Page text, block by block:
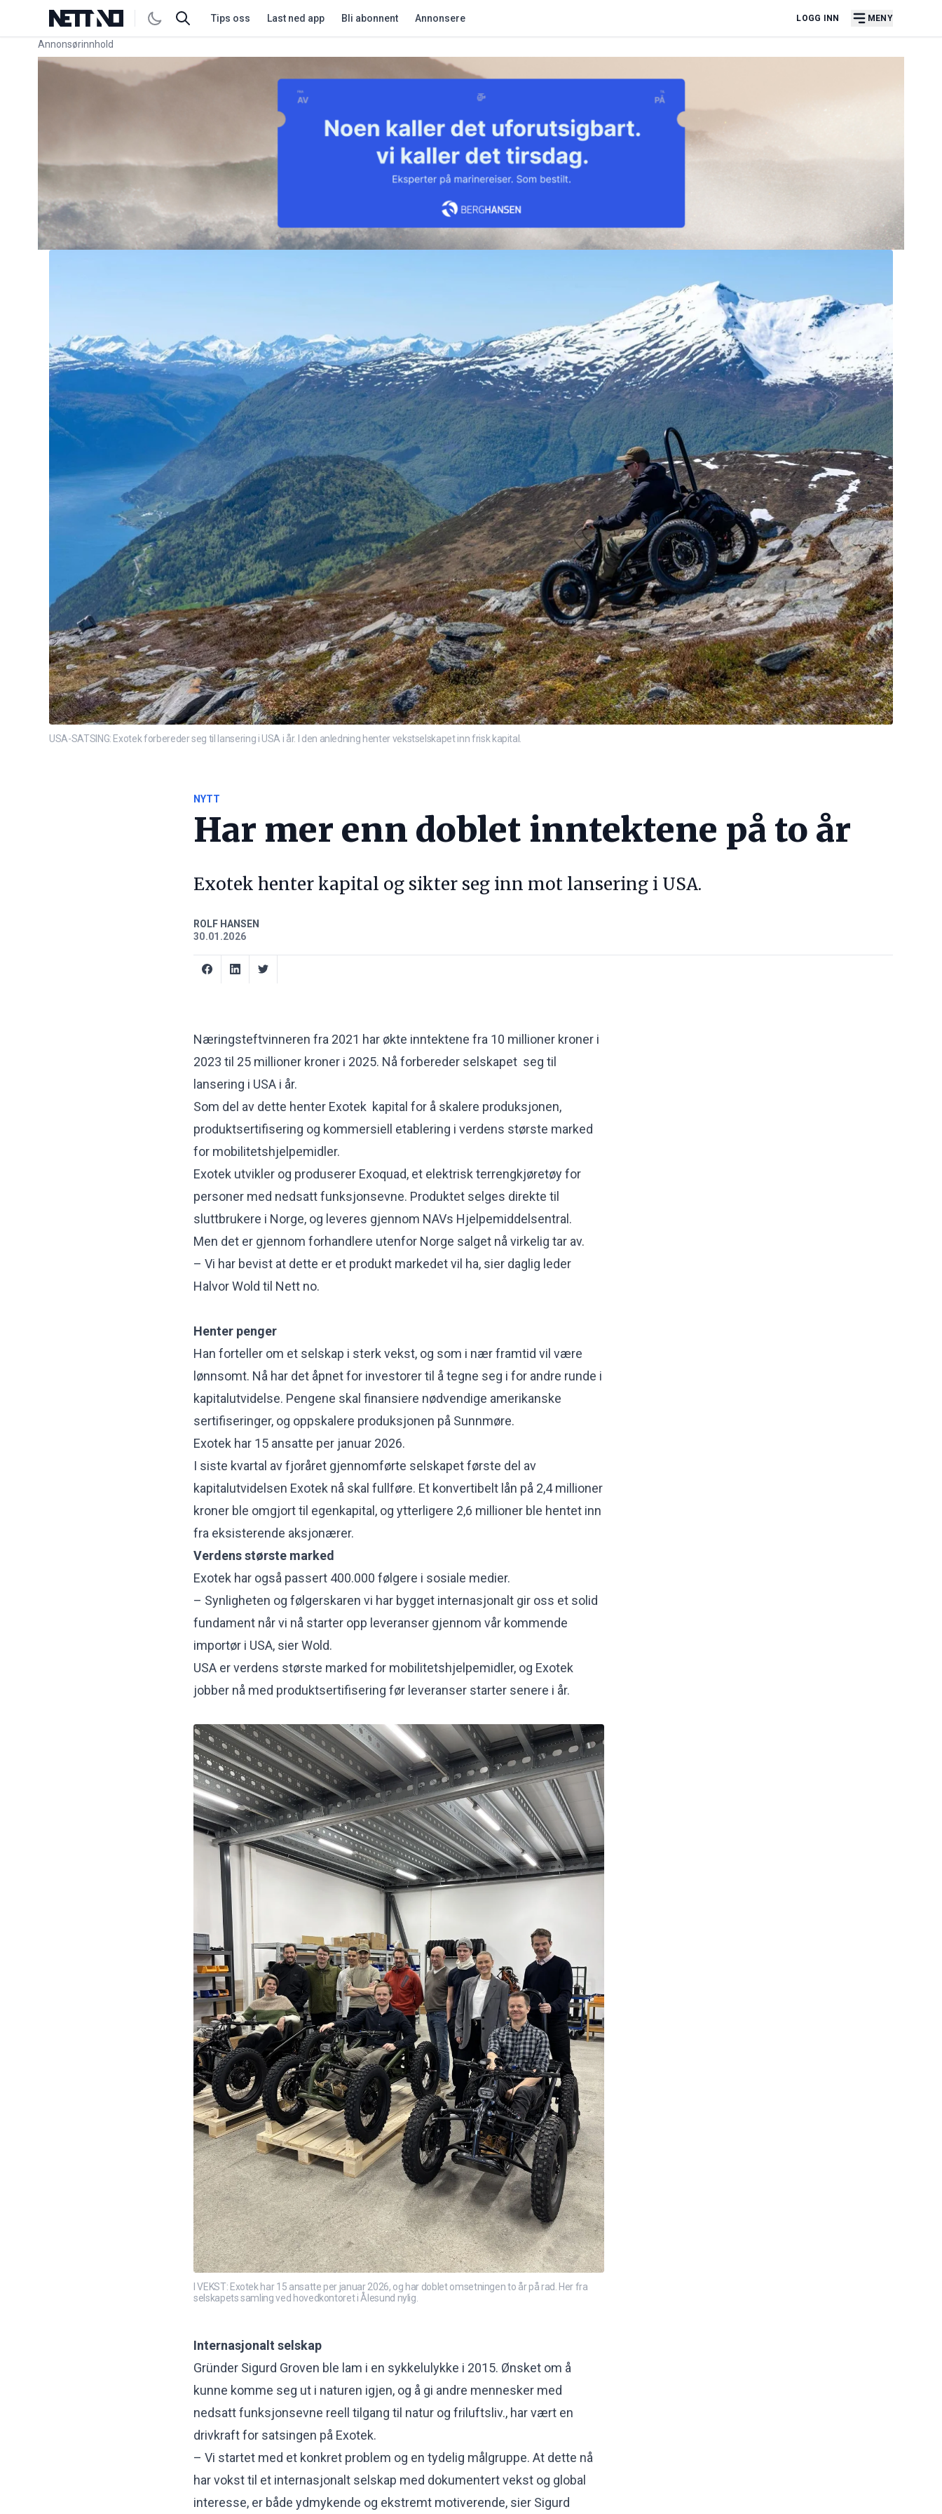
Tips oss Last ned app Bli abonnent Annonsere LOGG INN MENY
Annonsørinnhold
Link for annonse
USA-SATSING: Exotek forbereder seg til lansering i USA i år. I den anledning henter vekstselskapet inn frisk kapital.
NYTT
Har mer enn doblet inntektene på to år
Exotek henter kapital og sikter seg inn mot lansering i USA.
ROLF HANSEN
30.01.2026
Næringsteftvinneren fra 2021 har økte inntektene fra 10 millioner kroner i
2023 til 25 millioner kroner i 2025. Nå forbereder selskapet seg til
lansering i USA i år.
Som del av dette henter Exotek kapital for å skalere produksjonen,
produktsertifisering og kommersiell etablering i verdens største marked
for mobilitetshjelpemidler.
Exotek utvikler og produserer Exoquad, et elektrisk terrengkjøretøy for
personer med nedsatt funksjonsevne. Produktet selges direkte til
sluttbrukere i Norge, og leveres gjennom NAVs Hjelpemiddelsentral.
Men det er gjennom forhandlere utenfor Norge salget nå virkelig tar av.
– Vi har bevist at dette er et produkt markedet vil ha, sier daglig leder
Halvor Wold til Nett no.
Henter penger
Han forteller om et selskap i sterk vekst, og som i nær framtid vil være
lønnsomt. Nå har det åpnet for investorer til å tegne seg i for andre runde i
kapitalutvidelse. Pengene skal finansiere nødvendige amerikanske
sertifiseringer, og oppskalere produksjonen på Sunnmøre.
Exotek har 15 ansatte per januar 2026.
I siste kvartal av fjoråret gjennomførte selskapet første del av
kapitalutvidelsen Exotek nå skal fullføre. Et konvertibelt lån på 2,4 millioner
kroner ble omgjort til egenkapital, og ytterligere 2,6 millioner ble hentet inn
fra eksisterende aksjonærer.
Verdens største marked
Exotek har også passert 400.000 følgere i sosiale medier.
– Synligheten og følgerskaren vi har bygget internasjonalt gir oss et solid
fundament når vi nå starter opp leveranser gjennom vår kommende
importør i USA, sier Wold.
USA er verdens største marked for mobilitetshjelpemidler, og Exotek
jobber nå med produktsertifisering før leveranser starter senere i år.
I VEKST: Exotek har 15 ansatte per januar 2026, og har doblet omsetningen to år på rad. Her fra
selskapets samling ved hovedkontoret i Ålesund nylig.
Internasjonalt selskap
Gründer Sigurd Groven ble lam i en sykkelulykke i 2015. Ønsket om å
kunne komme seg ut i naturen igjen, og å gi andre mennesker med
nedsatt funksjonsevne reell tilgang til natur og friluftsliv., har vært en
drivkraft for satsingen på Exotek.
– Vi startet med et konkret problem og en tydelig målgruppe. At dette nå
har vokst til et internasjonalt selskap med dokumentert vekst og global
interesse, er både ydmykende og ekstremt motiverende, sier Sigurd